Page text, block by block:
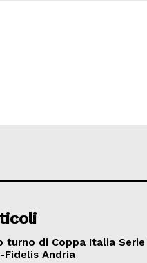
turno di Coppa Italia Serie
Fidelis Andria